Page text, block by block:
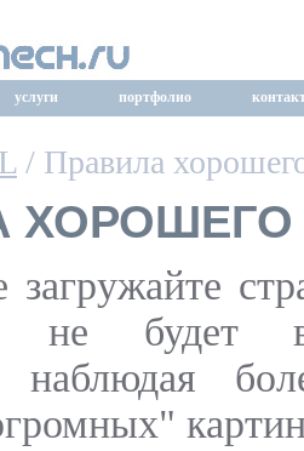
услуги портфолио
/ Правила
ХОРОШЕГО
не будет
наблюдая